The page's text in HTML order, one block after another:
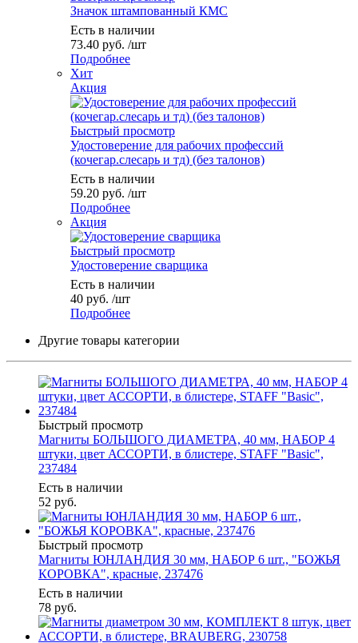
Значок штампованный КМС
Есть в наличии
73.40 руб. /шт
Подробнее
Хит
Акция
Быстрый просмотр
Удостоверение для рабочих профессий
(кочегар.слесарь и тд) (без талонов)
Есть в наличии
59.20 руб. /шт
Подробнее
Акция
Быстрый просмотр
Удостоверение сварщика
Есть в наличии
40 руб. /шт
Подробнее
Другие товары категории
Быстрый просмотр
Магниты БОЛЬШОГО ДИАМЕТРА, 40 мм, НАБОР 4
штуки, цвет АССОРТИ, в блистере, STAFF "Basic",
237484
Есть в наличии
52 руб.
Быстрый просмотр
Магниты ЮНЛАНДИЯ 30 мм, НАБОР 6 шт., "БОЖЬЯ
КОРОВКА", красные, 237476
Есть в наличии
78 руб.